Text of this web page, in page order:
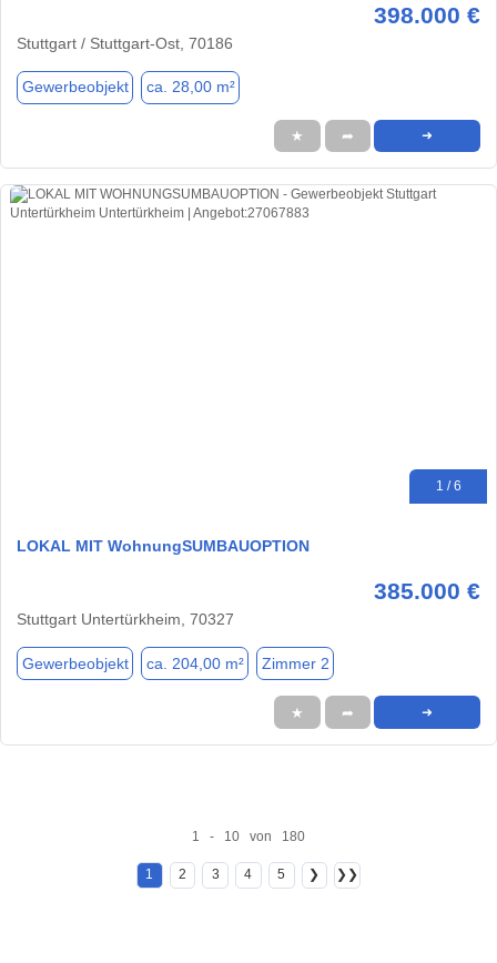
398.000 €
Stuttgart / Stuttgart-Ost, 70186
Gewerbeobjekt ca. 28,00 m²
★ ➦ ➜
1 / 6
LOKAL MIT WohnungSUMBAUOPTION
385.000 €
Stuttgart Untertürkheim, 70327
Gewerbeobjekt ca. 204,00 m² Zimmer 2
★ ➦ ➜
1 - 10 von 180
1 2 3 4 5 ❯ ❯❯